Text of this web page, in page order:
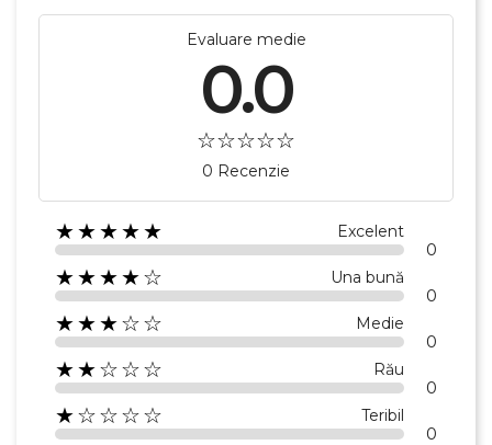
Evaluare medie
0.0
0 Recenzie
★★★★★ Excelent
0
★★★★☆ Una bună
0
★★★☆☆ Medie
0
★★☆☆☆ Rău
0
★☆☆☆☆ Teribil
0